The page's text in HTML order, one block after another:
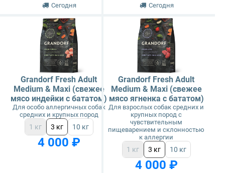
Сегодня Сегодня
Grandorf Fresh Adult
Medium & Maxi (свежее
мясо индейки с бататом)
Для особо аллергичных собак
средних и крупных пород
1 кг 3 кг 10 кг
4 000 ₽
Grandorf Fresh Adult
Medium & Maxi (свежее
мясо ягненка с бататом)
Для взрослых собак средних и
крупных пород с
чувствительным
пищеварением и склонностью
к аллергии
1 кг 3 кг 10 кг
4 000 ₽